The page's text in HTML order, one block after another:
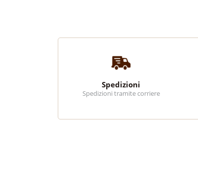
Spedizioni
Spedizioni tramite corriere